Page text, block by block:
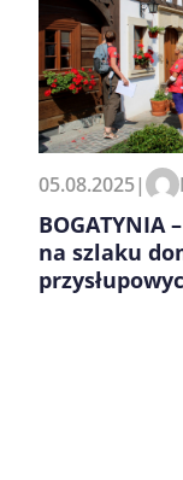
dane w tej
05.08.2025|
BOGATYNIA
na szlaku